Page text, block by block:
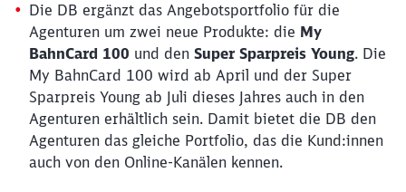
Die DB ergänzt das Angebotsportfolio für die
Agenturen um zwei neue Produkte: die My
BahnCard 100 und den Super Sparpreis Young. Die
My BahnCard 100 wird ab April und der Super
Sparpreis Young ab Juli dieses Jahres auch in den
Agenturen erhältlich sein. Damit bietet die DB den
Agenturen das gleiche Portfolio, das die Kund:innen
auch von den Online-Kanälen kennen.
Abbrechen Weiter